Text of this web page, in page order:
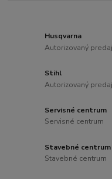
Husqvarna
Autorizovaný
Stihl
Autorizovaný
Servisné centrum
Servisné centrum
Stavebné centrum
Stavebné centrum